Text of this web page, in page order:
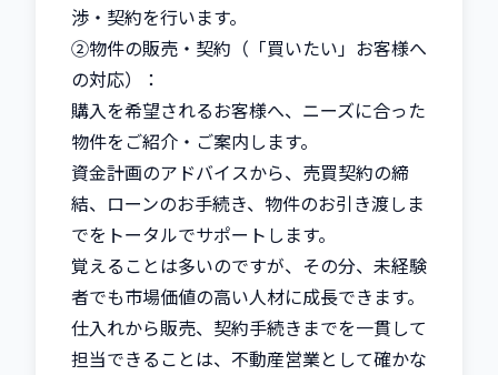
渉・契約を行います。
②物件の販売・契約（「買いたい」お客様へ
の対応）：
購入を希望されるお客様へ、ニーズに合った
物件をご紹介・ご案内します。
資金計画のアドバイスから、売買契約の締
結、ローンのお手続き、物件のお引き渡しま
でをトータルでサポートします。
覚えることは多いのですが、その分、未経験
者でも市場価値の高い人材に成長できます。
仕入れから販売、契約手続きまでを一貫して
担当できることは、不動産営業として確かな